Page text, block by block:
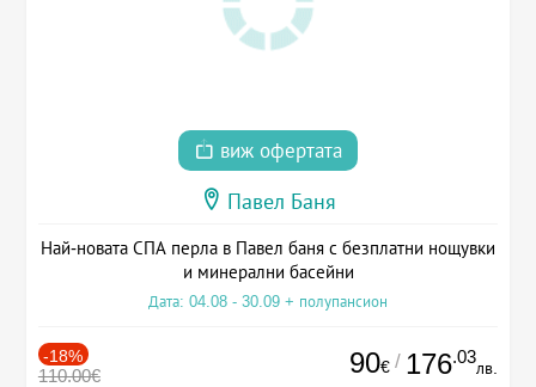
виж офертата
Павел Баня
Най-новата СПА перла в Павел баня с безплатни нощувки
и минерални басейни
Дата: 04.08 - 30.09 + полупансион
-18%
110.00€ 90€ / 176.03
лв.